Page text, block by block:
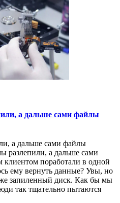
а дальше сами файлы
а дальше сами файлы
разлепили, а дальше сами
поработали в одной
ему вернуть данные? Увы, но
запиленный диск. Как бы мы
так тщательно пытаются